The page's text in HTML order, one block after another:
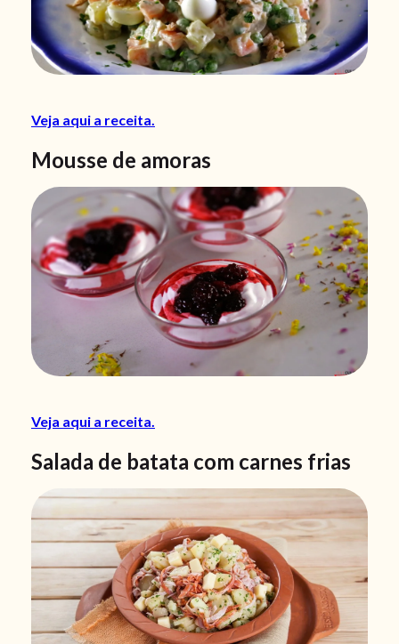
Veja aqui a receita.
Mousse de amoras
Veja aqui a receita.
Salada de batata com carnes frias